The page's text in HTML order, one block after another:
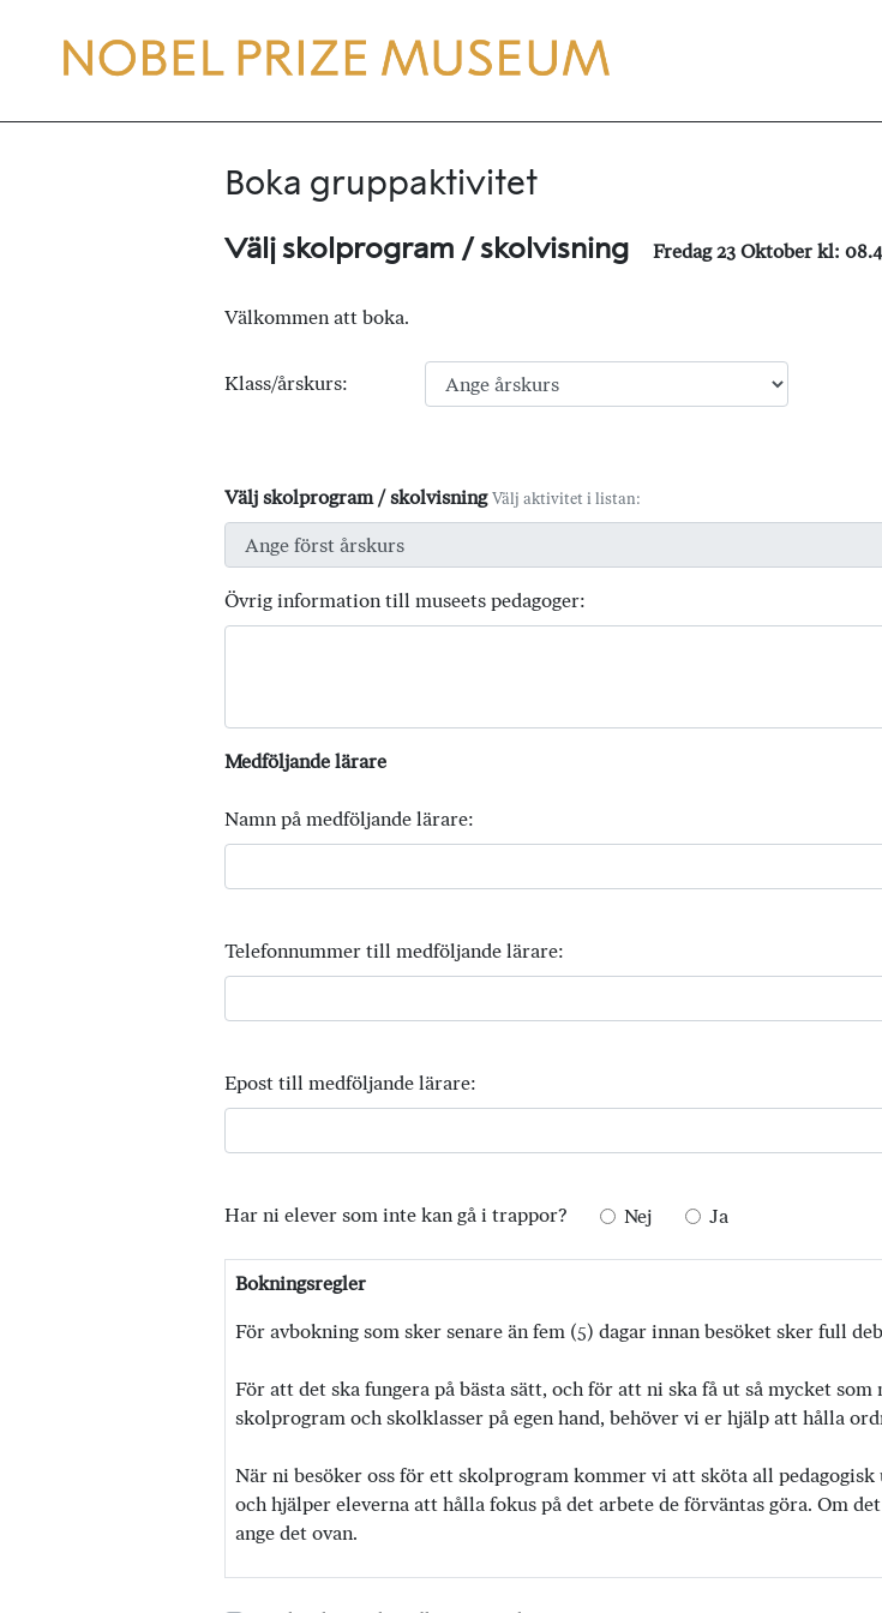
Boka gruppaktivitet
Välj skolprogram / skolvisning Fredag 23 Oktober kl:
Välkommen att boka.
Klass/årskurs:
Välj skolprogram / skolvisning Välj aktivitet i listan:
Övrig information till museets pedagoger:
Medföljande lärare
Namn på medföljande lärare:
Telefonnummer till medföljande lärare:
Epost till medföljande lärare:
Har ni elever som inte kan gå i trappor? Nej Ja
Bokningsregler
För avbokning som sker senare än fem (5) dagar innan besöket sker full
För att det ska fungera på bästa sätt, och för att ni ska få ut så mycket
skolprogram och skolklasser på egen hand, behöver vi er hjälp att hålla
När ni besöker oss för ett skolprogram kommer vi att sköta all
och hjälper eleverna att hålla fokus på det arbete de förväntas göra. Om
ange det ovan.